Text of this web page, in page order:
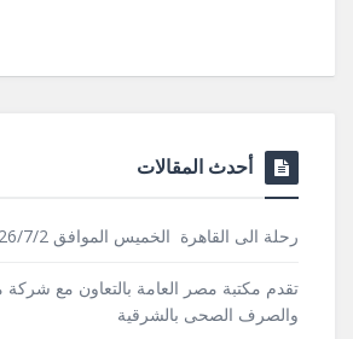
أحدث المقالات
رحلة الى القاهرة الخميس الموافق 2026/7/2
تقدم مكتبة مصر العامة بالتعاون مع شركة
والصرف الصحى بالشرقية